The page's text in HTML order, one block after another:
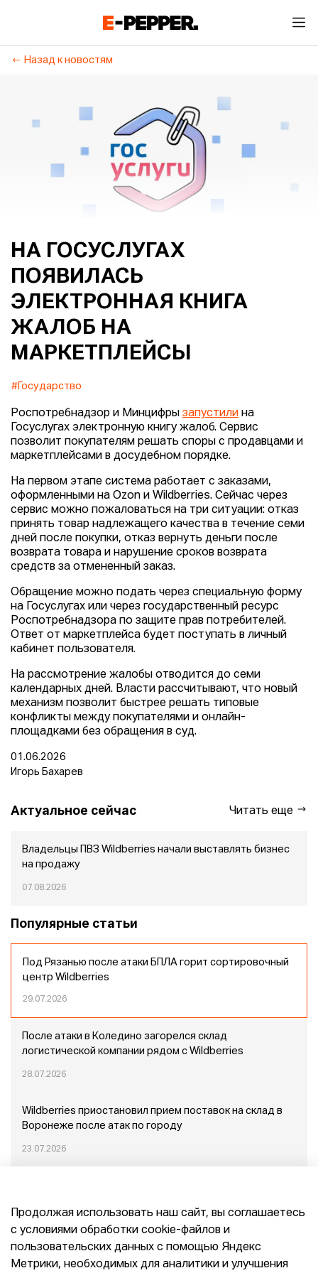
Назад к новостям
НА ГОСУСЛУГАХ
ПОЯВИЛАСЬ
ЭЛЕКТРОННАЯ КНИГА
ЖАЛОБ НА
МАРКЕТПЛЕЙСЫ
#Государство
Роспотребнадзор и Минцифры запустили на
Госуслугах электронную книгу жалоб. Сервис
позволит покупателям решать споры с продавцами и
маркетплейсами в досудебном порядке.
На первом этапе система работает с заказами,
оформленными на Ozon и Wildberries. Сейчас через
сервис можно пожаловаться на три ситуации: отказ
принять товар надлежащего качества в течение семи
дней после покупки, отказ вернуть деньги после
возврата товара и нарушение сроков возврата
средств за отмененный заказ.
Обращение можно подать через специальную форму
на Госуслугах или через государственный ресурс
Роспотребнадзора по защите прав потребителей.
Ответ от маркетплейса будет поступать в личный
кабинет пользователя.
На рассмотрение жалобы отводится до семи
календарных дней. Власти рассчитывают, что новый
механизм позволит быстрее решать типовые
конфликты между покупателями и онлайн-
площадками без обращения в суд.
01.06.2026
Игорь Бахарев
Актуальное сейчас Читать еще
Владельцы ПВЗ Wildberries начали выставлять бизнес
на продажу
07.08.2026
Популярные статьи
Под Рязанью после атаки БПЛА горит сортировочный
центр Wildberries
29.07.2026
После атаки в Коледино загорелся склад
логистической компании рядом с Wildberries
28.07.2026
Wildberries приостановил прием поставок на склад в
Воронеже после атак по городу
23.07.2026
Конец эпохи маркетплейсов: прогнозы сооснователя
Продолжая использовать наш сайт, вы соглашаетесь
с условиями обработки cookie-файлов и
пользовательских данных с помощью Яндекс
Метрики, необходимых для аналитики и улучшения